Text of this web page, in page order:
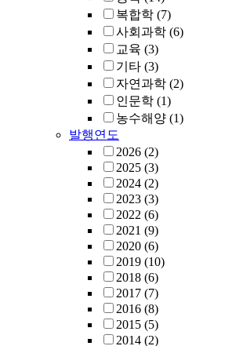
복합학 (7)
사회과학 (6)
교육 (3)
기타 (3)
자연과학 (2)
인문학 (1)
농수해양 (1)
발행연도
2026 (2)
2025 (3)
2024 (2)
2023 (3)
2022 (6)
2021 (9)
2020 (6)
2019 (10)
2018 (6)
2017 (7)
2016 (8)
2015 (5)
2014 (2)